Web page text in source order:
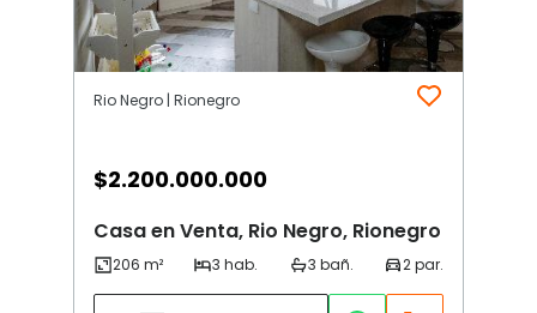
Rio Negro | Rionegro
$2.200.000.000
Casa en Venta, Rio Negro, Rionegro